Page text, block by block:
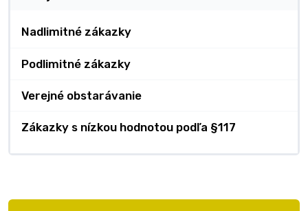
Nadlimitné zákazky
Podlimitné zákazky
Verejné obstarávanie
Zákazky s nízkou hodnotou podľa §117